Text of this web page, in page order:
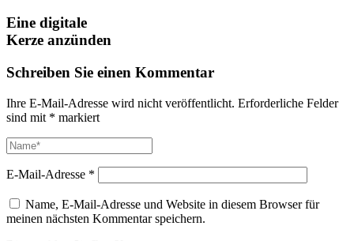
Eine digitale
Kerze anzünden
Schreiben Sie einen Kommentar
Ihre E-Mail-Adresse wird nicht veröffentlicht. Erforderliche Felder
sind mit * markiert
E-Mail-Adresse *
Name, E-Mail-Adresse und Website in diesem Browser für
meinen nächsten Kommentar speichern.